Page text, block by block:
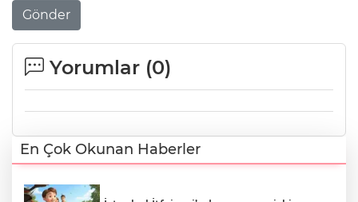
Gönder
Yorumlar (0)
En Çok Okunan Haberler